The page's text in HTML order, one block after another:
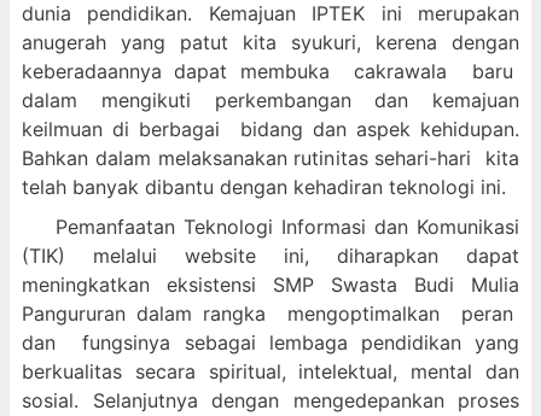
dunia pendidikan. Kemajuan IPTEK ini merupakan
anugerah yang patut kita syukuri, kerena dengan
keberadaannya dapat membuka cakrawala baru
dalam mengikuti perkembangan dan kemajuan
keilmuan di berbagai bidang dan aspek kehidupan.
Bahkan dalam melaksanakan rutinitas sehari-hari kita
telah banyak dibantu dengan kehadiran teknologi ini.
Pemanfaatan Teknologi Informasi dan Komunikasi
(TIK) melalui website ini, diharapkan dapat
meningkatkan eksistensi SMP Swasta Budi Mulia
Pangururan dalam rangka mengoptimalkan peran
dan fungsinya sebagai lembaga pendidikan yang
berkualitas secara spiritual, intelektual, mental dan
sosial. Selanjutnya dengan mengedepankan proses